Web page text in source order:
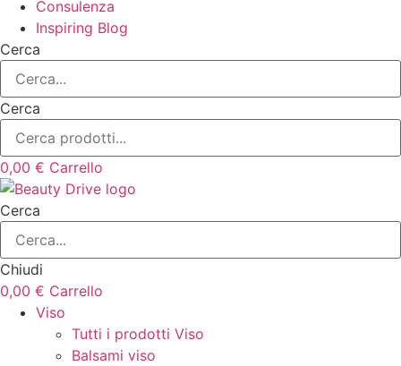
Consulenza
Inspiring Blog
Cerca
Cerca
0,00 € Carrello
Cerca
Chiudi
0,00 € Carrello
Viso
Tutti i prodotti Viso
Balsami viso